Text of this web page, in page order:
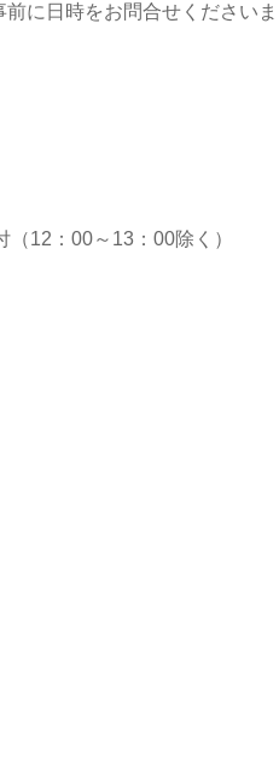
に日時をお問合せくださいま
12：00～13：00除く）